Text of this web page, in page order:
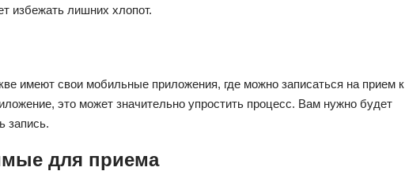
избежать лишних хлопот.
имеют свои мобильные приложения, где можно записаться на прием к
это может значительно упростить процесс. Вам нужно будет
запись.
для приема